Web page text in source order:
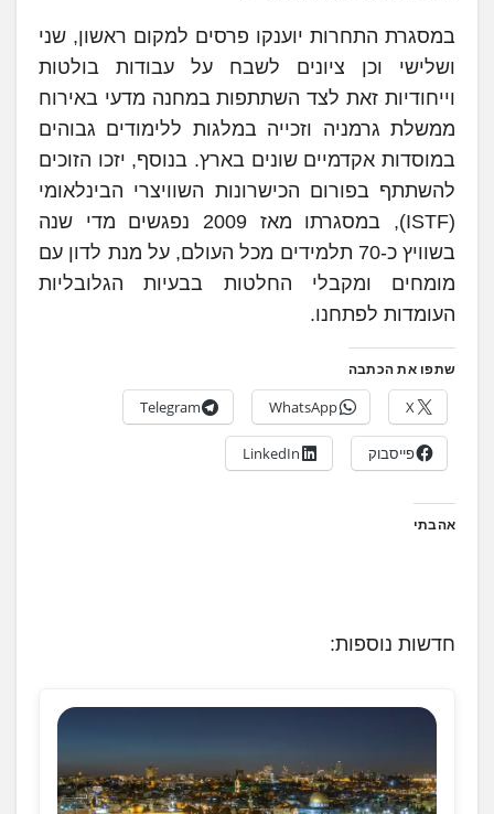
במסגרת התחרות יוענקו פרסים למקום ראשון, שני
ושלישי וכן ציונים לשבח על עבודות בולטות
וייחודיות זאת לצד השתתפות במחנה מדעי באירוח
ממשלת גרמניה וזכייה במלגות ללימודים גבוהים
במוסדות אקדמיים שונים בארץ. בנוסף, יזכו הזוכים
להשתתף בפורום הכישרונות השוויצרי הבינלאומי
(ISTF), במסגרתו מאז 2009 נפגשים מדי שנה
בשוויץ כ-70 תלמידים מכל העולם, על מנת לדון עם
מומחים ומקבלי החלטות בבעיות הגלובליות
העומדות לפתחנו.
שתפו את הכתבה
X
WhatsApp
Telegram
פייסבוק LinkedIn
אהבתי
חדשות נוספות: